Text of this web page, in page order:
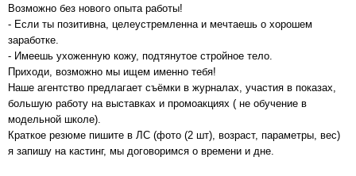
Возможно без нового опыта работы!
- Если ты позитивна, целеустремленна и мечтаешь о хорошем
заработке.
- Имеешь ухоженную кожу, подтянутое стройное тело.
Приходи, возможно мы ищем именно тебя!
Наше агентство предлагает съёмки в журналах, участия в показах,
большую работу на выставках и промоакциях ( не обучение в
модельной школе).
Краткое резюме пишите в ЛС (фото (2 шт), возраст, параметры, вес)
я запишу на кастинг, мы договоримся о времени и дне.